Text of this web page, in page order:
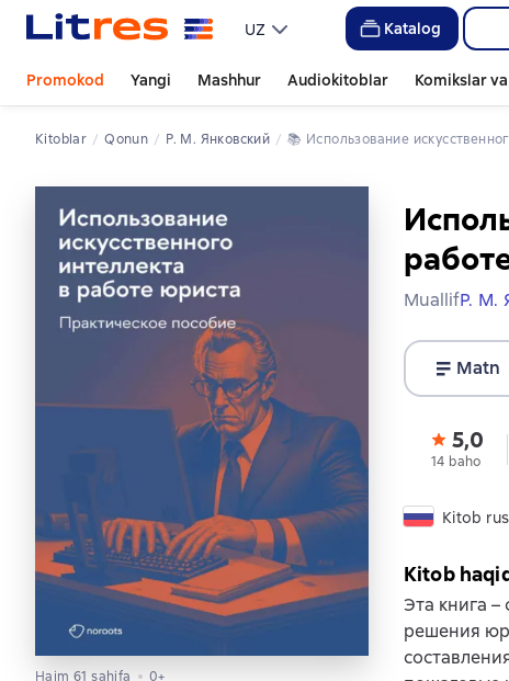
UZ Katalog
Promokod Yangi Mashhur Audiokitoblar Komikslar
Kitoblar qonun Р. М. Янковский 📚 Использование
Hajm 61 sahifa 0+
MuallifР. М.
Matn
5,0
14 baho
Kitob
Kitob
Эта книга
решения